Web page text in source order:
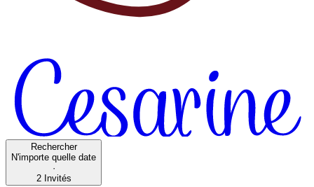
Rechercher
N'importe quelle date
·
2 Invités